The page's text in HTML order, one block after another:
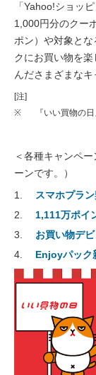
「Yahoo!ショッ
1,000円分のクー
ポン）や対象と
クにお買い物を
んださまざまなキ
[注]
※
『いい買物の
＜各種キャンペ
ーンです。）
スマホプラ
1,111万ポイ
お買い物デ
Enjoyパック